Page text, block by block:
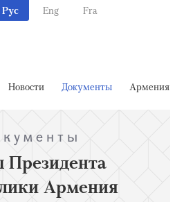
Рус Eng Fra
Новости Документы Армения
Президента
Армения